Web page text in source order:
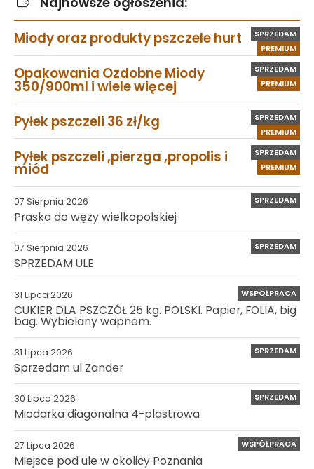
PREMIUM
SPRZEDAM
Miody oraz produkty pszczele hurt
PREMIUM
SPRZEDAM
Opakowania Ozdobne Miody
350/900ml i wiele więcej
PREMIUM
SPRZEDAM
Pyłek pszczeli 36 zł/kg
PREMIUM
SPRZEDAM
Pyłek pszczeli ,pierzga ,propolis i
miód
07 Sierpnia 2026 SPRZEDAM
Praska do węzy wielkopolskiej
07 Sierpnia 2026 SPRZEDAM
SPRZEDAM ULE
31 Lipca 2026 WSPÓŁPRACA
CUKIER DLA PSZCZÓŁ 25 kg. POLSKI. Papier, FOLIA, big
bag. Wybielany wapnem.
31 Lipca 2026 SPRZEDAM
Sprzedam ul Zander
30 Lipca 2026 SPRZEDAM
Miodarka diagonalna 4-plastrowa
27 Lipca 2026 WSPÓŁPRACA
Miejsce pod ule w okolicy Poznania